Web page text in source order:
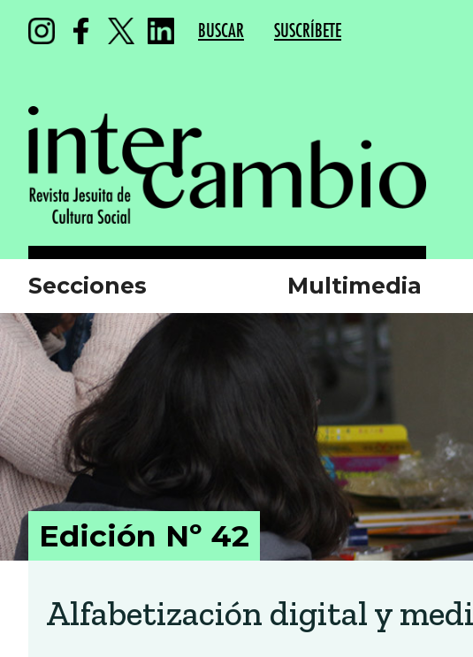
BUSCAR SUSCRÍBETE
Secciones Multimedia
Edición Nº 42
Alfabetización digital y